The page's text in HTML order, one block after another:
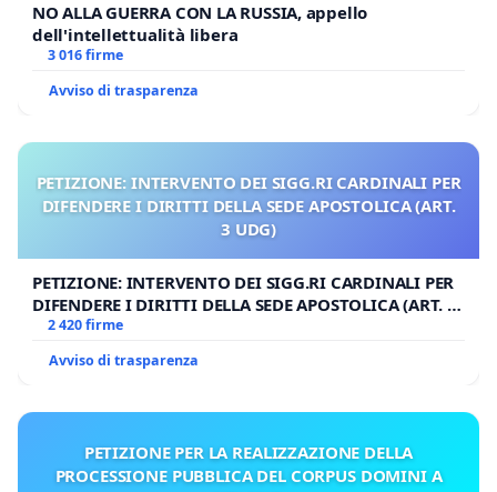
NO ALLA GUERRA CON LA RUSSIA, appello
dell'intellettualità libera
3 016 firme
Avviso di trasparenza
PETIZIONE: INTERVENTO DEI SIGG.RI CARDINALI PER
DIFENDERE I DIRITTI DELLA SEDE APOSTOLICA (ART.
3 UDG)
PETIZIONE: INTERVENTO DEI SIGG.RI CARDINALI PER
DIFENDERE I DIRITTI DELLA SEDE APOSTOLICA (ART. 3
UDG)
2 420 firme
Avviso di trasparenza
PETIZIONE PER LA REALIZZAZIONE DELLA
PROCESSIONE PUBBLICA DEL CORPUS DOMINI A